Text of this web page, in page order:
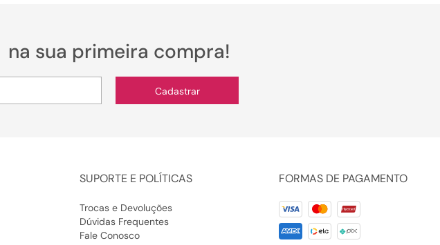
na sua primeira compra!
Cadastrar
SUPORTE E POLÍTICAS
Trocas e Devoluções
Dúvidas Frequentes
Fale Conosco
FORMAS DE PAGAMENTO